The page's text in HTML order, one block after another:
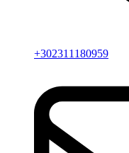
+302311180959